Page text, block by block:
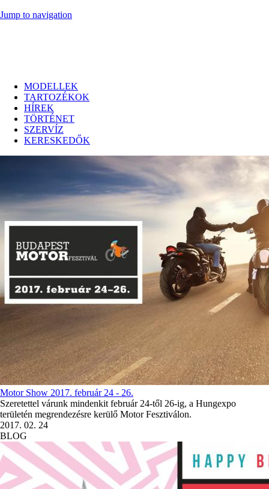
Jump to navigation
MODELLEK
TARTOZÉKOK
HÍREK
TÖRTÉNET
SZERVÍZ
KERESKEDŐK
Motor Show 2017. február 24 - 26.
Szeretettel várunk mindenkit február 24-től 26-ig, a Hungexpo
területén megrendezésre kerülő Motor Fesztiválon.
2017. 02. 24
BLOG